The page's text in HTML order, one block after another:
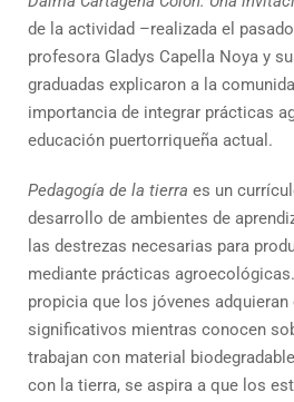
de la actividad –realizada el
profesora Gladys Capella Noya y
graduadas explicaron a la
importancia de integrar prácticas
educación puertorriqueña actual.
Pedagogía de la tierra es un
desarrollo de ambientes de
las destrezas necesarias para
mediante prácticas
propicia que los jóvenes
significativos mientras conocen
trabajan con material
con la tierra, se aspira a que los